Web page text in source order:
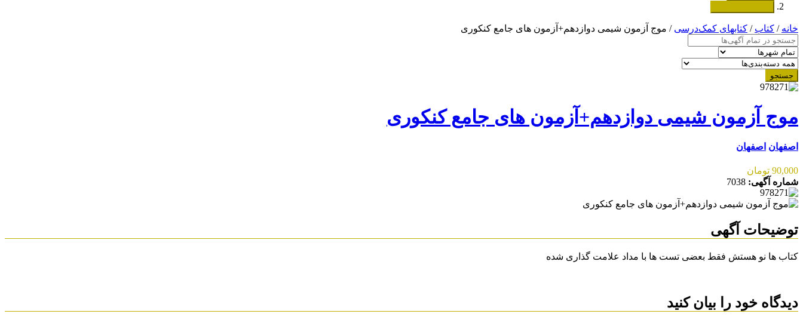
خانه / کتاب / کتابهای کمک‌درسی / موج آزمون شیمی دوازدهم+آزمون های جامع کنکوری
جستجو
موج آزمون شیمی دوازدهم+آزمون های جامع کنکوری
اصفهان اصفهان
90,000 تومان
شماره آگهی: 7038
توضیحات آگهی
کتاب ها نو هستش فقط بعضی تست ها با مداد علامت گذاری شده
دیدگاه خود را بیان کنید